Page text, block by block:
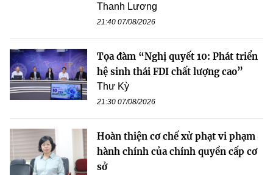
Thanh Lương
21:40 07/08/2026
Tọa đàm “Nghị quyết 10: Phát triển
hệ sinh thái FDI chất lượng cao”
Thư Kỳ
21:30 07/08/2026
Hoàn thiện cơ chế xử phạt vi phạm
hành chính của chính quyền cấp cơ
sở